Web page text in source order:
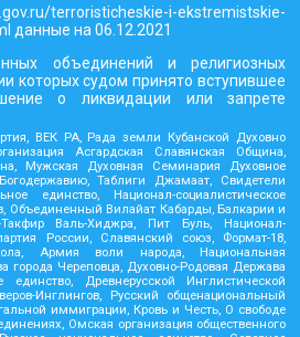
terroristicheskie-i-ekstremistskie-
данные на 06.12.2021
объединений и религиозных
которых судом принято вступившее
о ликвидации или запрете
ВЕК РА, Рада земли Кубанской Духовно
Асгардская Славянская Община,
Мужская Духовная Семинария Духовное
Таблиги Джамаат, Свидетели
единство, Национал-социалистическое
Объединенный Вилайат Кабарды, Балкарии и
Валь-Хиджра, Пит Буль, Национал-
России, Славянский союз, Формат-18,
Армия воли народа, Национальная
города Череповца, Духовно-Родовая Держава
единство, Древнерусской Инглистической
Инглингов, Русский общенациональный
иммиграции, Кровь и Честь, О свободе
Омская организация общественного